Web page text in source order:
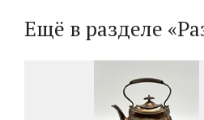
Ещё в разделе